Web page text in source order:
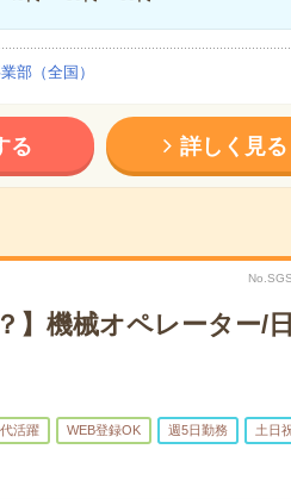
部（全国）
る 詳しく見る
】機械オペレーター/
活躍 WEB登録OK 週5日勤務 土日